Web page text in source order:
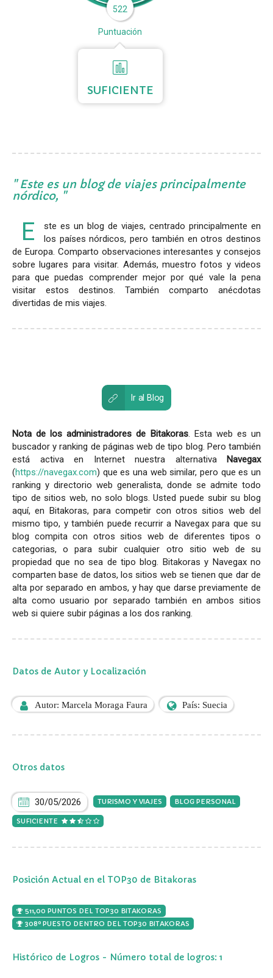
522
Puntuación
SUFICIENTE
Este es un blog de viajes principalmente
nórdico,
E
ste es un blog de viajes, centrado principalmente en
los países nórdicos, pero también en otros destinos
de Europa. Comparto observaciones interesantes y consejos
sobre lugares para visitar. Además, muestro fotos y videos
para que puedas comprender mejor por qué vale la pena
visitar estos destinos. También comparto anécdotas
divertidas de mis viajes.
Ir al Blog
Nota de los administradores de Bitakoras. Esta web es un
buscador y ranking de páginas web de tipo blog. Pero también
está activa en Internet nuestra alternativa Navegax
(https://navegax.com) que es una web similar, pero que es un
ranking y directorio web generalista, donde se admite todo
tipo de sitios web, no solo blogs. Usted puede subir su blog
aquí, en Bitakoras, para competir con otros sitios web del
mismo tipo, y también puede recurrir a Navegax para que su
blog compita con otros sitios web de diferentes tipos o
categorias, o para subir cualquier otro sitio web de su
propiedad que no sea de tipo blog. Bitakoras y Navegax no
comparten base de datos, los sitios web se tienen que dar de
alta por separado en ambos, y hay que darse previamente de
alta como usuario por separado también en ambos sitios
web si quiere subir páginas a los dos ranking.
Datos de Autor y Localización
Autor: Marcela Moraga Faura País: Suecia
Otros datos
30/05/2026 TURISMO Y VIAJES BLOG PERSONAL
SUFICIENTE
Posición Actual en el TOP30 de Bitakoras
511,00 PUNTOS DEL TOP30 BITAKORAS
308º PUESTO DENTRO DEL TOP30 BITAKORAS
Histórico de Logros - Número total de logros: 1